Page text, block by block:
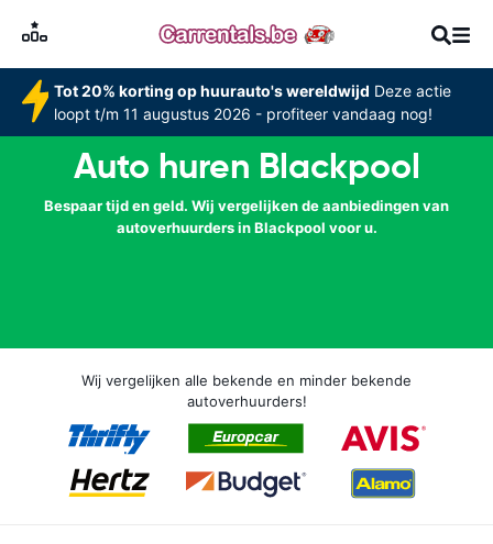
Tot 20% korting op huurauto's wereldwijd Deze actie
loopt t/m 11 augustus 2026 - profiteer vandaag nog!
Auto huren Blackpool
Bespaar tijd en geld. Wij vergelijken de aanbiedingen van
autoverhuurders in Blackpool voor u.
Wij vergelijken alle bekende en minder bekende
autoverhuurders!